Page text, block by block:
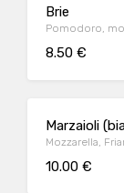
Brie
Pomodoro,
8.50 €
Marzaioli
Mozzarella,
10.00 €